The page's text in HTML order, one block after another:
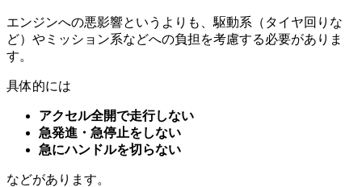
エンジンへの悪影響というよりも、駆動系（タイヤ回りな
ど）やミッション系などへの負担を考慮する必要がありま
す。
具体的には
アクセル全開で走行しない
急発進・急停止をしない
急にハンドルを切らない
などがあります。